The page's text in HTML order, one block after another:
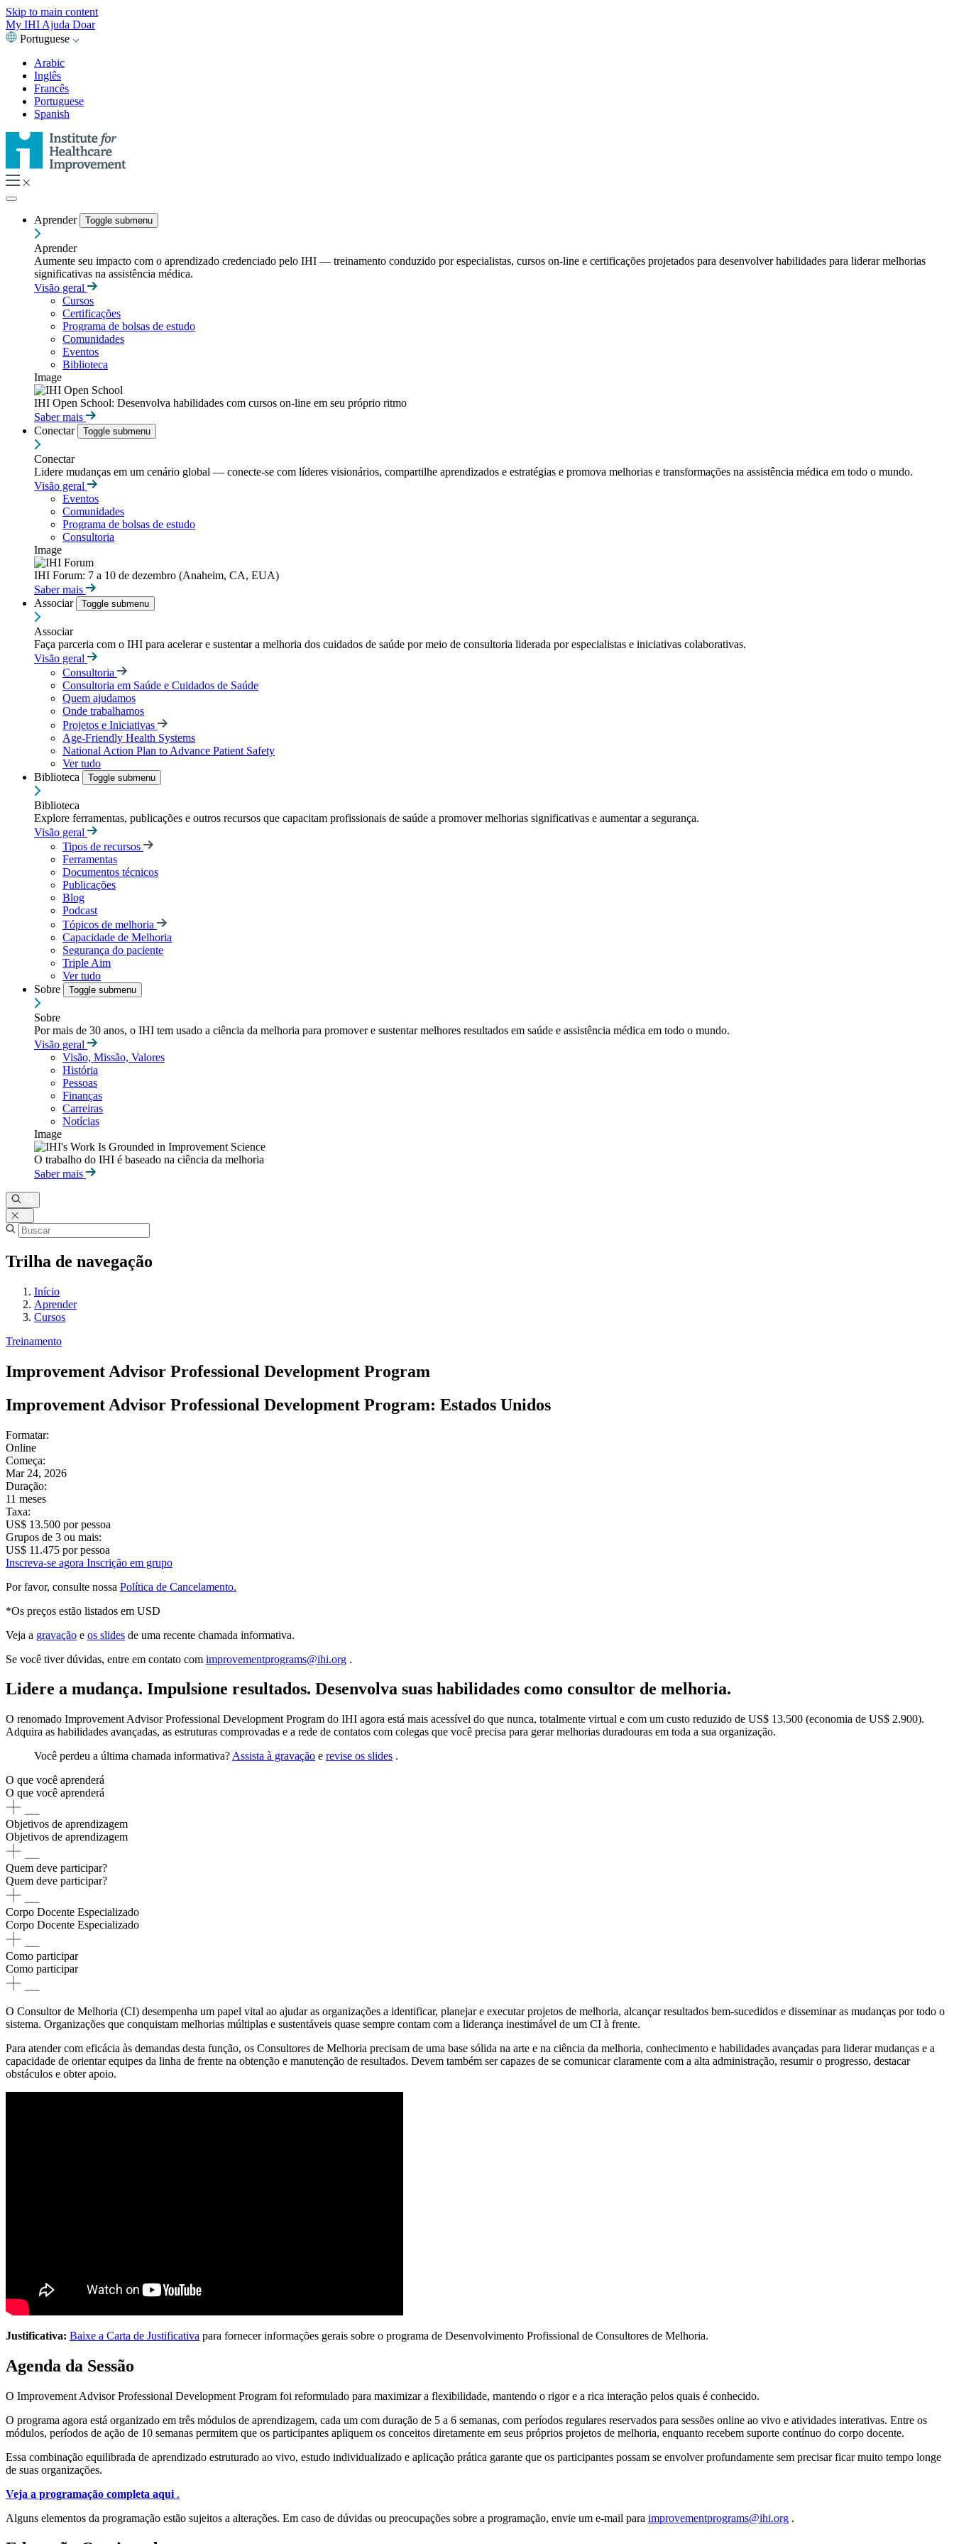
Skip to main content
My IHI Ajuda Doar
Portuguese
Arabic
Inglês
Francês
Portuguese
Spanish
Aprender Toggle submenu
Aprender
Aumente seu impacto com o aprendizado credenciado pelo IHI — treinamento conduzido por especialistas, cursos on-line e certificações projetados para desenvolver habilidades para liderar melhorias
significativas na assistência médica.
Visão geral
Cursos
Certificações
Programa de bolsas de estudo
Comunidades
Eventos
Biblioteca
Image
IHI Open School: Desenvolva habilidades com cursos on-line em seu próprio ritmo
Saber mais
Conectar
Toggle submenu
Conectar
Lidere mudanças em um cenário global — conecte-se com líderes visionários, compartilhe aprendizados e estratégias e promova melhorias e transformações na assistência médica em todo o mundo.
Visão geral
Eventos
Comunidades
Programa de bolsas de estudo
Consultoria
Image
IHI Forum: 7 a 10 de dezembro (Anaheim, CA, EUA)
Saber mais
Associar
Toggle submenu
Associar
Faça parceria com o IHI para acelerar e sustentar a melhoria dos cuidados de saúde por meio de consultoria liderada por especialistas e iniciativas colaborativas.
Visão geral
Consultoria
Consultoria em Saúde e Cuidados de Saúde
Quem ajudamos
Onde trabalhamos
Projetos e Iniciativas
Age-Friendly Health Systems
National Action Plan to Advance Patient Safety
Ver tudo
Biblioteca
Toggle submenu
Biblioteca
Explore ferramentas, publicações e outros recursos que capacitam profissionais de saúde a promover melhorias significativas e aumentar a segurança.
Visão geral
Tipos de recursos
Ferramentas
Documentos técnicos
Publicações
Blog
Podcast
Tópicos de melhoria
Capacidade de Melhoria
Segurança do paciente
Triple Aim
Ver tudo
Sobre
Toggle submenu
Sobre
Por mais de 30 anos, o IHI tem usado a ciência da melhoria para promover e sustentar melhores resultados em saúde e assistência médica em todo o mundo.
Visão geral
Visão, Missão, Valores
História
Pessoas
Finanças
Carreiras
Notícias
Image
O trabalho do IHI é baseado na ciência da melhoria
Saber mais
Trilha de navegação
Início
Aprender
Cursos
Treinamento
Improvement Advisor Professional Development Program
Improvement Advisor Professional Development Program: Estados Unidos
Formatar:
Online
Começa:
Mar 24, 2026
Duração:
11 meses
Taxa:
US$ 13.500 por pessoa
Grupos de 3 ou mais:
US$ 11.475 por pessoa
Inscreva-se agora Inscrição em grupo
Por favor, consulte nossa Política de Cancelamento.
*Os preços estão listados em USD
Veja a gravação e os slides de uma recente chamada informativa.
Se você tiver dúvidas, entre em contato com improvementprograms@ihi.org .
Lidere a mudança. Impulsione resultados. Desenvolva suas habilidades como consultor de melhoria.
O renomado Improvement Advisor Professional Development Program do IHI agora está mais acessível do que nunca, totalmente virtual e com um custo reduzido de US$ 13.500 (economia de US$ 2.900).
Adquira as habilidades avançadas, as estruturas comprovadas e a rede de contatos com colegas que você precisa para gerar melhorias duradouras em toda a sua organização.
Você perdeu a última chamada informativa? Assista à gravação e revise os slides .
O que você aprenderá
O que você aprenderá
Objetivos de aprendizagem
Objetivos de aprendizagem
Quem deve participar?
Quem deve participar?
Corpo Docente Especializado
Corpo Docente Especializado
Como participar
Como participar
O Consultor de Melhoria (CI) desempenha um papel vital ao ajudar as organizações a identificar, planejar e executar projetos de melhoria, alcançar resultados bem-sucedidos e disseminar as mudanças por todo o
sistema. Organizações que conquistam melhorias múltiplas e sustentáveis ​​quase sempre contam com a liderança inestimável de um CI à frente.
Para atender com eficácia às demandas desta função, os Consultores de Melhoria precisam de uma base sólida na arte e na ciência da melhoria, conhecimento e habilidades avançadas para liderar mudanças e a
capacidade de orientar equipes da linha de frente na obtenção e manutenção de resultados. Devem também ser capazes de se comunicar claramente com a alta administração, resumir o progresso, destacar
obstáculos e obter apoio.
Justificativa: Baixe a Carta de Justificativa para fornecer informações gerais sobre o programa de Desenvolvimento Profissional de Consultores de Melhoria.
Agenda da Sessão
O Improvement Advisor Professional Development Program foi reformulado para maximizar a flexibilidade, mantendo o rigor e a rica interação pelos quais é conhecido.
O programa agora está organizado em três módulos de aprendizagem, cada um com duração de 5 a 6 semanas, com períodos regulares reservados para sessões online ao vivo e atividades interativas. Entre os
módulos, períodos de ação de 10 semanas permitem que os participantes apliquem os conceitos diretamente em seus próprios projetos de melhoria, enquanto recebem suporte contínuo do corpo docente.
Essa combinação equilibrada de aprendizado estruturado ao vivo, estudo individualizado e aplicação prática garante que os participantes possam se envolver profundamente sem precisar ficar muito tempo longe
de suas organizações.
Veja a programação completa aqui .
Alguns elementos da programação estão sujeitos a alterações. Em caso de dúvidas ou preocupações sobre a programação, envie um e-mail para improvementprograms@ihi.org .